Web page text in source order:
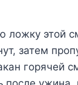
ложку этой
затем
горячей